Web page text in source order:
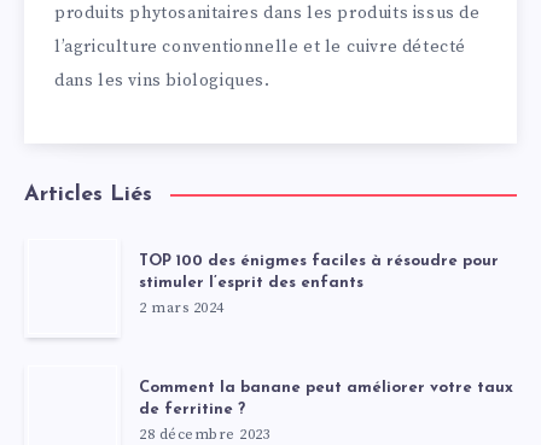
produits phytosanitaires dans les produits issus de
l’agriculture conventionnelle et le cuivre détecté
dans les vins biologiques.
Articles Liés
TOP 100 des énigmes faciles à résoudre pour
stimuler l’esprit des enfants
2 mars 2024
Comment la banane peut améliorer votre taux
de ferritine ?
28 décembre 2023